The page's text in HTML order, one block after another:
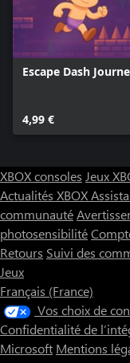
Escape Dash
4,99 €
XBOX consoles Jeux
Actualités XBOX
communauté
photosensibilité
Retours Suivi des
Jeux
Français (France)
Vos choix de
Confidentialité de
Microsoft Mentions